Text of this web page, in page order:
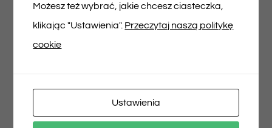
Dodaj do koszyka Szczegóły
Możesz też wybrać, jakie chcesz ciasteczka,
klikając "Ustawienia". Przeczytaj naszą politykę
cookie
Ustawienia